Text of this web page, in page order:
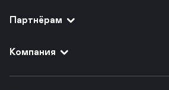
Партнёрам
Компания